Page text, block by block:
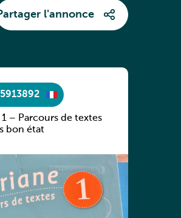
l'annonce
1 – Parcours de textes
bon état